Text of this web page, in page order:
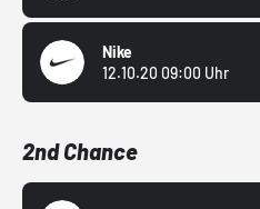
Nike
12.10.20 09:00 Uhr
2nd Chance